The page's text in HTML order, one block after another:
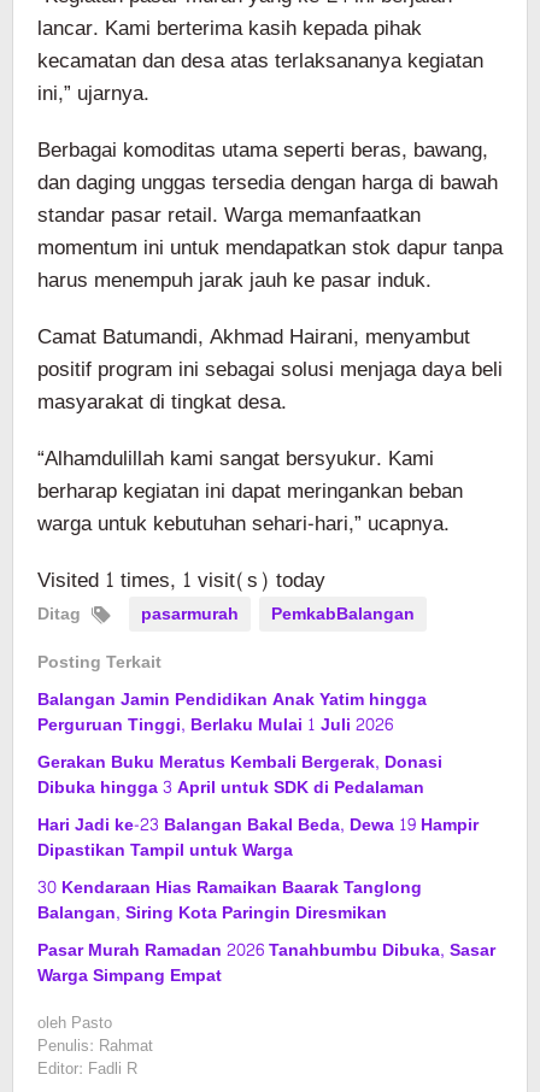
lancar. Kami berterima kasih kepada pihak
kecamatan dan desa atas terlaksananya kegiatan
ini,” ujarnya.
Berbagai komoditas utama seperti beras, bawang,
dan daging unggas tersedia dengan harga di bawah
standar pasar retail. Warga memanfaatkan
momentum ini untuk mendapatkan stok dapur tanpa
harus menempuh jarak jauh ke pasar induk.
Camat Batumandi, Akhmad Hairani, menyambut
positif program ini sebagai solusi menjaga daya beli
masyarakat di tingkat desa.
“Alhamdulillah kami sangat bersyukur. Kami
berharap kegiatan ini dapat meringankan beban
warga untuk kebutuhan sehari-hari,” ucapnya.
Visited 1 times, 1 visit(s) today
Ditag pasarmurah
PemkabBalangan
Posting Terkait
Balangan Jamin Pendidikan Anak Yatim hingga
Perguruan Tinggi, Berlaku Mulai 1 Juli 2026
Gerakan Buku Meratus Kembali Bergerak, Donasi
Dibuka hingga 3 April untuk SDK di Pedalaman
Hari Jadi ke-23 Balangan Bakal Beda, Dewa 19 Hampir
Dipastikan Tampil untuk Warga
30 Kendaraan Hias Ramaikan Baarak Tanglong
Balangan, Siring Kota Paringin Diresmikan
Pasar Murah Ramadan 2026 Tanahbumbu Dibuka, Sasar
Warga Simpang Empat
oleh Pasto
Penulis: Rahmat
Editor: Fadli R